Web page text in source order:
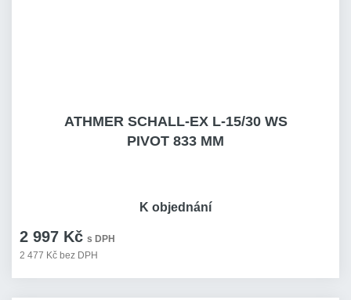
ATHMER SCHALL-EX L-15/30 WS
PIVOT 833 MM
2 997 Kč s DPH
2 477 Kč bez DPH
K objednání